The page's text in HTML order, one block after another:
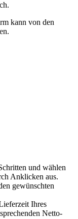
kann von den
und wählen
Anklicken aus.
gewünschten
Ihres
Netto-